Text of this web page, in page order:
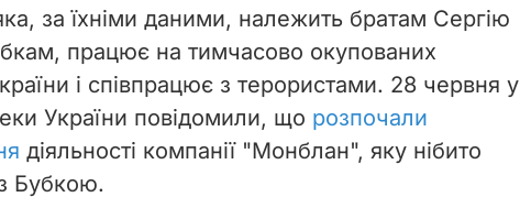
за їхніми даними, належить братам Сергію
працює на тимчасово окупованих
і співпрацює з терористами. 28 червня у
України повідомили, що розпочали
діяльності компанії "Монблан", яку нібито
Бубкою.